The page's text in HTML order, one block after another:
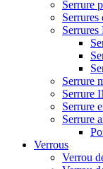
Serrure
Serrures
Serrure
Serrure
Serrure
Serrure
Verrous
Verrou